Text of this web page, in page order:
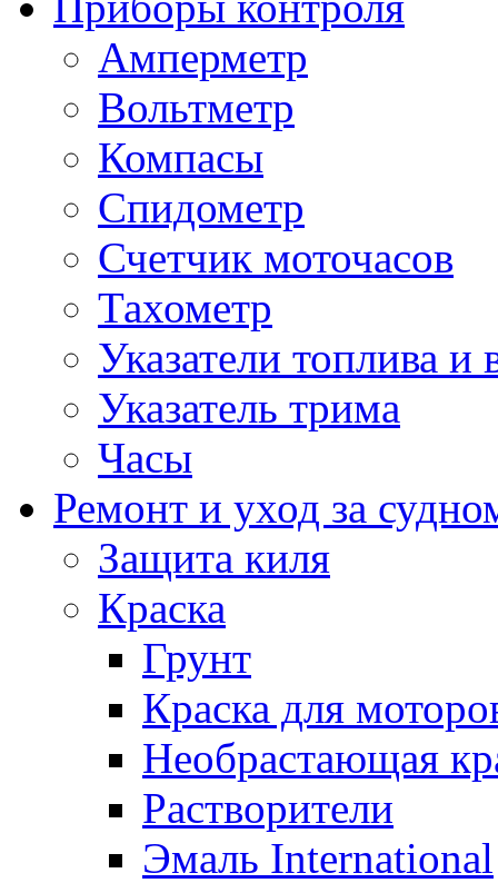
Амперметр
Вольтметр
Компасы
Спидометр
Счетчик моточасов
Тахометр
Указатели топлива и
Указатель трима
Часы
Ремонт и уход за
Защита киля
Краска
Грунт
Краска для
Необрастающая
Растворители
Эмаль International